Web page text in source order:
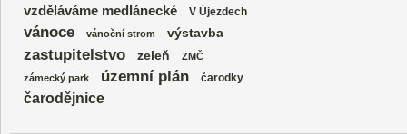
vzděláváme medlánecké V Újezdech
vánoce vánoční strom výstavba
zastupitelstvo zeleň
ZMČ
zámecký park
územní plán čarodky
čarodějnice